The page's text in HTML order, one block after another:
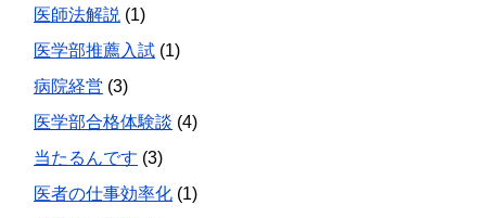
医師法解説 (1)
医学部推薦入試 (1)
病院経営 (3)
医学部合格体験談 (4)
当たるんです (3)
医者の仕事効率化 (1)